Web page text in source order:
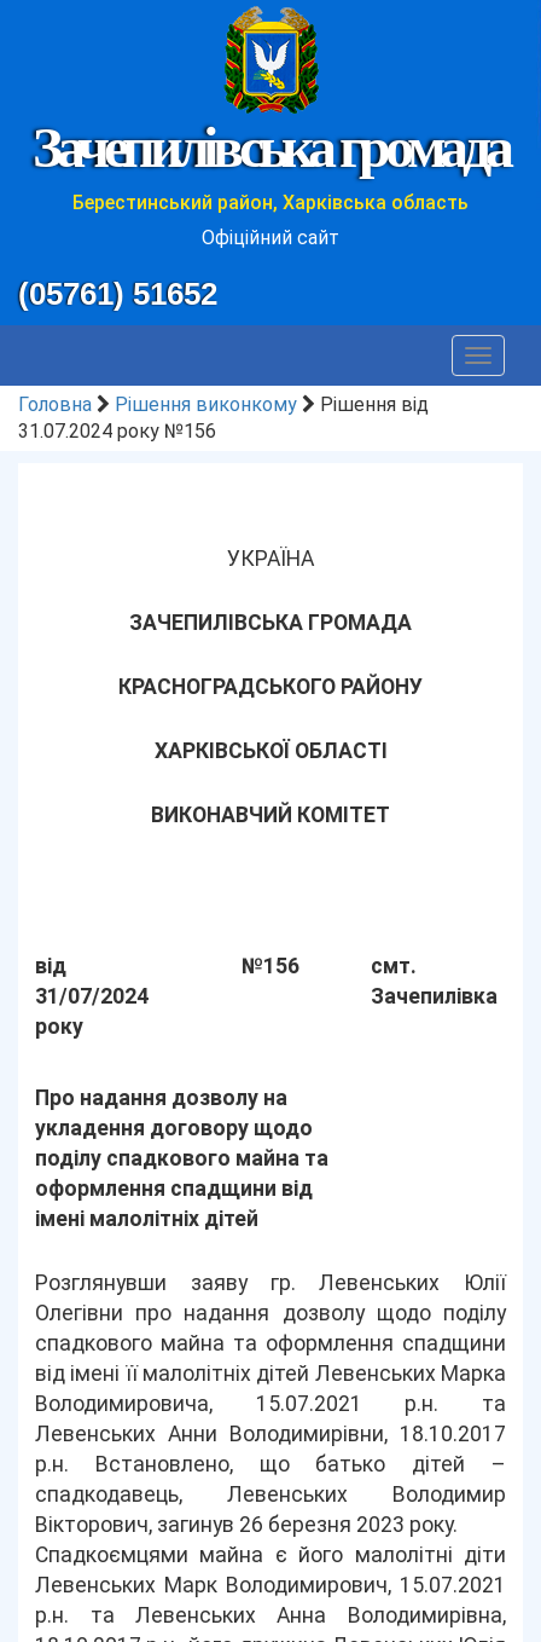
Зачепилівська громада
Берестинський район, Харківська область
Офіційний сайт
(05761) 51652
Toggle
Головна
Рішення виконкому
Рішення від
31.07.2024 року №156
УКРАЇНА
ЗАЧЕПИЛІВСЬКА ГРОМАДА
КРАСНОГРАДСЬКОГО РАЙОНУ
ХАРКІВСЬКОЇ ОБЛАСТІ
ВИКОНАВЧИЙ КОМІТЕТ
від
31/07/2024
року
№156
смт.
Зачепилівка
Про надання дозволу на
укладення договору щодо
поділу спадкового майна та
оформлення спадщини від
імені малолітніх дітей
Розглянувши заяву гр. Левенських Юлії
Олегівни про надання дозволу щодо поділу
спадкового майна та оформлення спадщини
від імені її малолітніх дітей Левенських Марка
Володимировича, 15.07.2021 р.н. та
Левенських Анни Володимирівни, 18.10.2017
р.н. Встановлено, що батько дітей –
спадкодавець, Левенських Володимир
Вікторович, загинув 26 березня 2023 року.
Спадкоємцями майна є його малолітні діти
Левенських Марк Володимирович, 15.07.2021
р.н. та Левенських Анна Володимирівна,